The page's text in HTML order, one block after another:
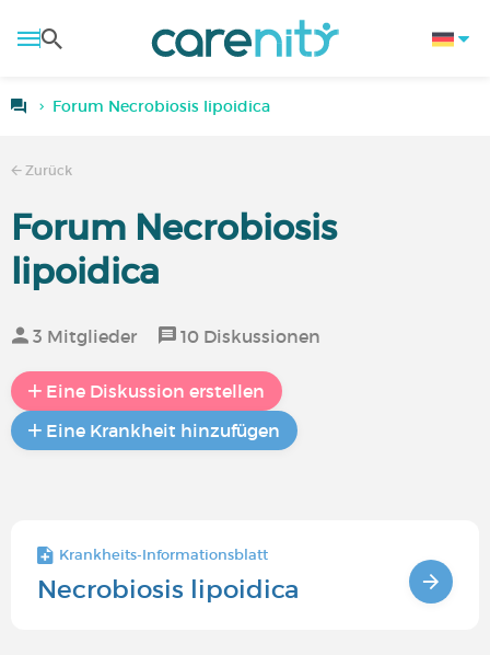
Forum Necrobiosis lipoidica
Zurück
Forum Necrobiosis
lipoidica
3 Mitglieder 10 Diskussionen
Eine Diskussion erstellen
Eine Krankheit hinzufügen
Krankheits-Informationsblatt
Necrobiosis lipoidica